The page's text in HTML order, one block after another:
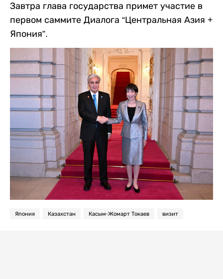
Завтра глава государства примет участие в
первом саммите Диалога “Центральная Азия +
Япония”.
Япония Казахстан Касым-Жомарт Токаев визит